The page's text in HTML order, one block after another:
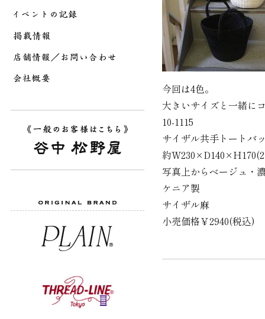
今回は4色。
大きいサイズと一緒に
10-1115
サイザル共手トートバ
約
写真上からベージュ・
ケニア製
サイザル麻
小売価格￥2940(税込)